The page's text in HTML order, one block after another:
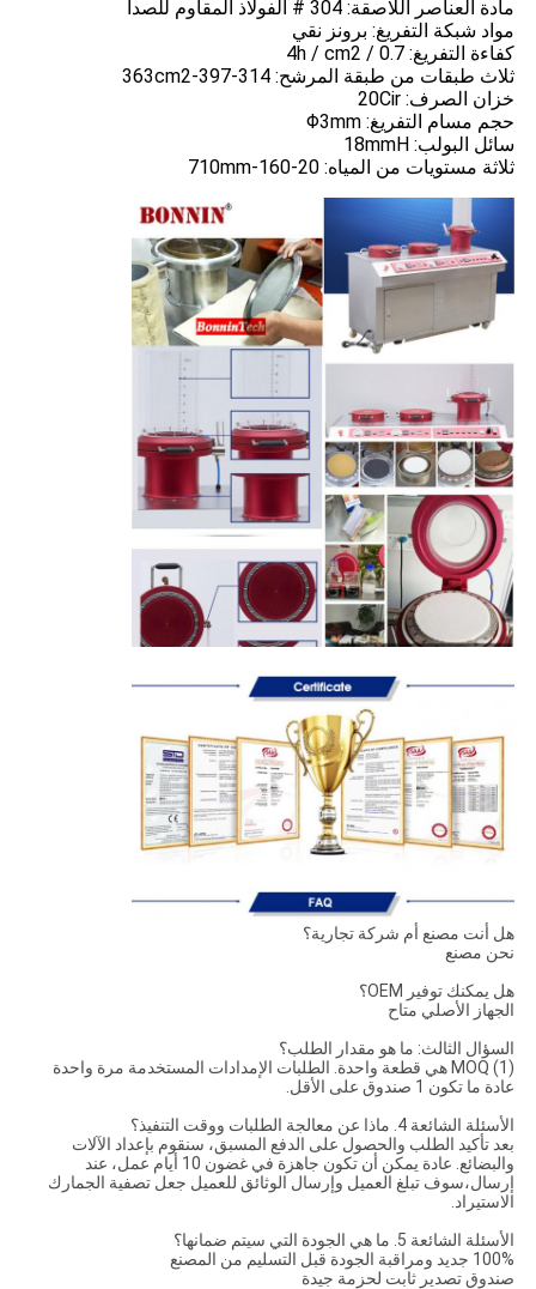
مادة العناصر اللاصقة: 304 # الفولاذ المقاوم للصدأ
مواد شبكة التفريغ: برونز نقي
كفاءة التفريغ: 0.7 / 4h / cm2
ثلاث طبقات من طبقة المرشح: 314-397-363cm2
خزان الصرف: 20Cir
حجم مسام التفريغ: Φ3mm
سائل البولب: 18mmH
ثلاثة مستويات من المياه: 20-160-710mm
هل أنت مصنع أم شركة تجارية؟
نحن مصنع
هل يمكنك توفير OEM؟
الجهاز الأصلي متاح
السؤال الثالث: ما هو مقدار الطلب؟
(1) MOQ هي قطعة واحدة. الطلبات الإمدادات المستخدمة مرة واحدة
عادة ما تكون 1 صندوق على الأقل.
الأسئلة الشائعة 4. ماذا عن معالجة الطلبات ووقت التنفيذ؟
بعد تأكيد الطلب والحصول على الدفع المسبق، سنقوم بإعداد الآلات
والبضائع. عادة يمكن أن تكون جاهزة في غضون 10 أيام عمل، عند
إرسال،سوف تبلغ العميل وإرسال الوثائق للعميل جعل تصفية الجمارك
الاستيراد.
الأسئلة الشائعة 5. ما هي الجودة التي سيتم ضمانها؟
100% جديد ومراقبة الجودة قبل التسليم من المصنع
صندوق تصدير ثابت لحزمة جيدة